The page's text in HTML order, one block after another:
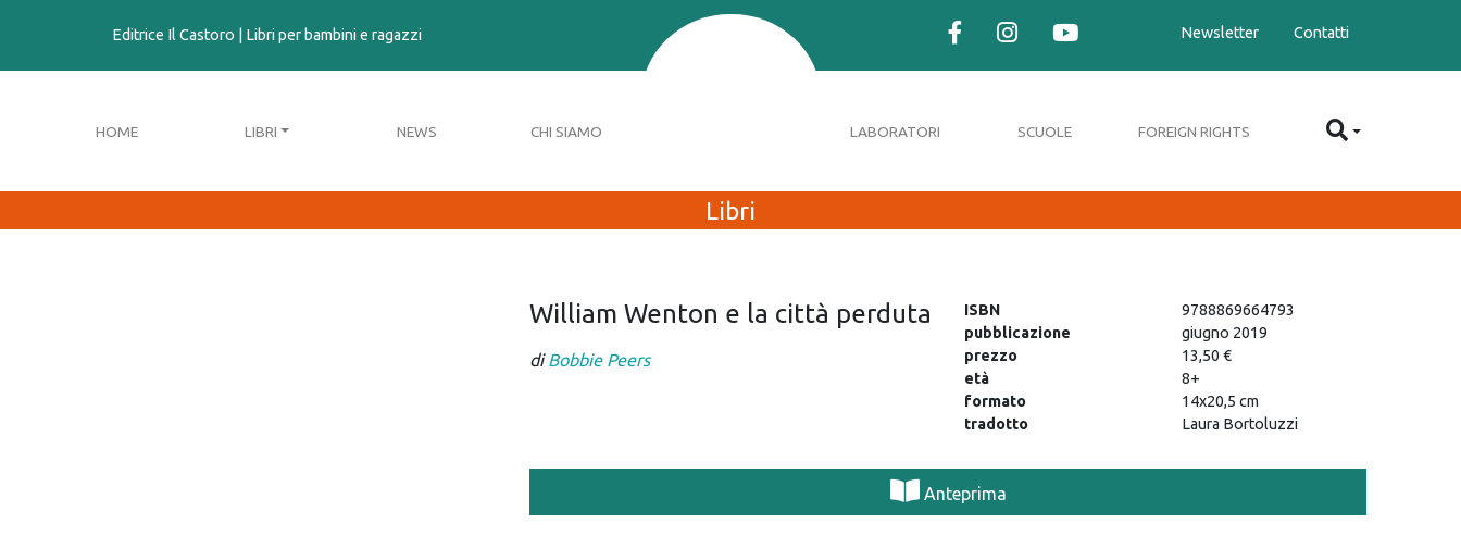
Editrice Il Castoro | Libri per bambini e ragazzi Newsletter Contatti
HOME LIBRI NEWS CHI SIAMO LABORATORI SCUOLE FOREIGN RIGHTS
Libri
William Wenton e la città perduta
diBobbie Peers
ISBN
9788869664793
pubblicazione
giugno 2019
prezzo
13,50 €
età
8+
formato
14x20,5 cm
tradotto
Laura Bortoluzzi
Anteprima